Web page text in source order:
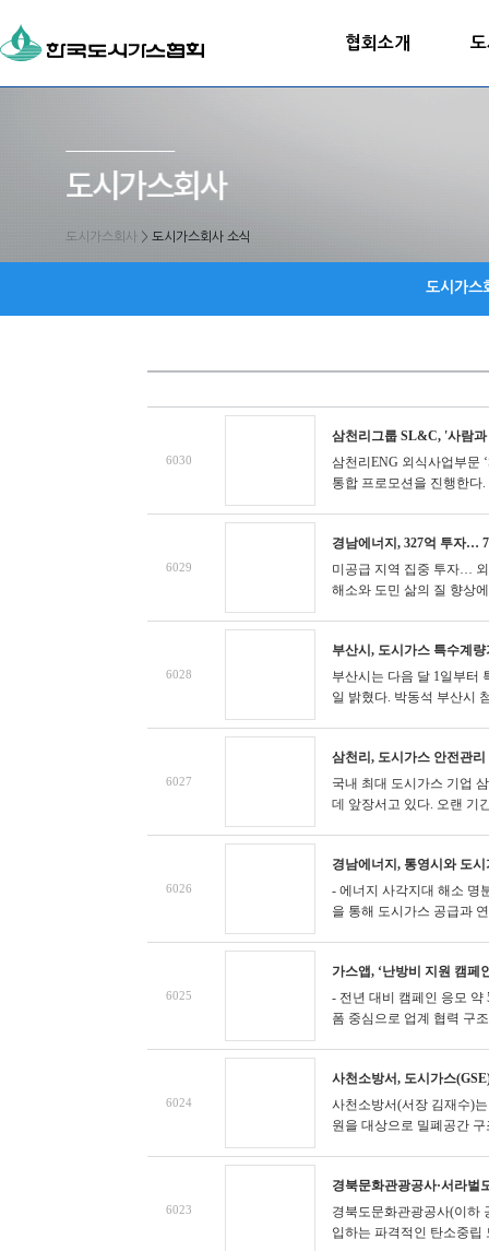
협회소개
도시가스회사 > 도시가스회사 소식
도시가스
6030
삼천리그룹 SL&C, '사람
삼천리ENG 외식사업부문
통합 프로모션을 진행한다.
6029
경남에너지, 327억 투자…
미공급 지역 집중 투자…
해소와 도민 삶의 질 향상
6028
부산시, 도시가스 특수계
부산시는 다음 달 1일부터
일 밝혔다. 박동석 부산시
6027
삼천리, 도시가스 안전관
국내 최대 도시가스 기업
데 앞장서고 있다. 오랜 기
6026
경남에너지, 통영시와 도
- 에너지 사각지대 해소
을 통해 도시가스 공급과
6025
가스앱, ‘난방비 지원 캠페
- 전년 대비 캠페인 응모
폼 중심으로 업계 협력 구
6024
사천소방서, 도시가스
사천소방서(서장 김재수)
원을 대상으로 밀폐공간
6023
경북문화관광공사·서라벌
경북도문화관광공사(이하
입하는 파격적인 탄소중